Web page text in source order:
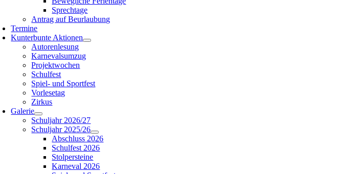
Sprechtage
Antrag auf Beurlaubung
Termine
Kunterbunte Aktionen
Autorenlesung
Karnevalsumzug
Projektwochen
Schulfest
Spiel- und Sportfest
Vorlesetag
Zirkus
Galerie
Schuljahr 2026/27
Schuljahr 2025/26
Abschluss 2026
Schulfest 2026
Stolpersteine
Karneval 2026